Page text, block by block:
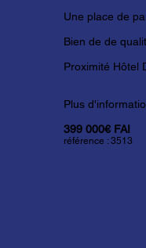
Une place de
Bien de de
Proximité Hôtel
Plus
399 000€ FAI
référence : 3513